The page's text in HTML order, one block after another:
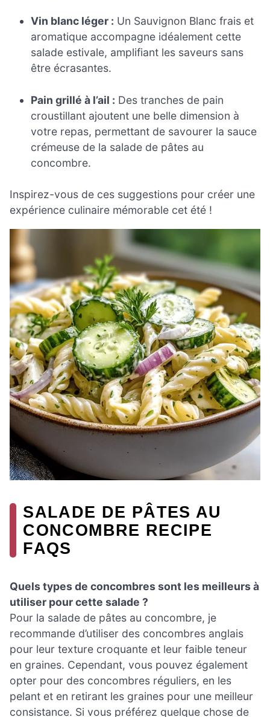
Vin blanc léger : Un Sauvignon Blanc frais et
aromatique accompagne idéalement cette
salade estivale, amplifiant les saveurs sans
être écrasantes.
Pain grillé à l’ail : Des tranches de pain
croustillant ajoutent une belle dimension à
votre repas, permettant de savourer la sauce
crémeuse de la salade de pâtes au
concombre.
Inspirez-vous de ces suggestions pour créer une
expérience culinaire mémorable cet été !
SALADE DE PÂTES AU
CONCOMBRE RECIPE
FAQS
Quels types de concombres sont les meilleurs à
utiliser pour cette salade ?
Pour la salade de pâtes au concombre, je
recommande d’utiliser des concombres anglais
pour leur texture croquante et leur faible teneur
en graines. Cependant, vous pouvez également
opter pour des concombres réguliers, en les
pelant et en retirant les graines pour une meilleur
consistance. Si vous préférez quelque chose de